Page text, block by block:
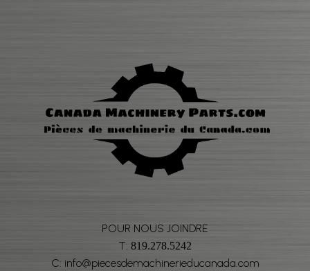
POUR NOUS JOINDRE
T: 819.278.5242
C: info@piecesdemachinerieducanada.com